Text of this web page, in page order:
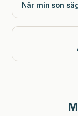
När min son